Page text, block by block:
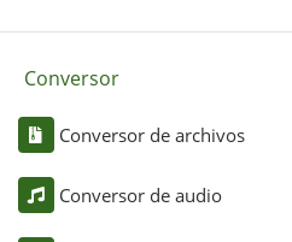
Conversor
Conversor de archivos
Conversor de audio